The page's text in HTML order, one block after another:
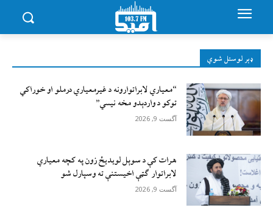
ډېر لوستل شوي
“معیاري لابراتوارونه د غیرمعیاري درملو او خوراکي
توکو د واردېدو مخه نیسي”
آگست 9, 2026
هرات کې د سوېل ‌لویدیځ زون په کچه معیاري
لابراتوار ګټې اخیستنې ته وسپارل شو
آگست 9, 2026